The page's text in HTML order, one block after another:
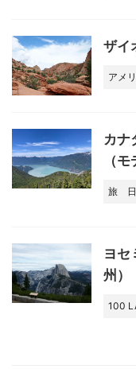
ザイ
アメ
カナ
（
旅
ヨセ
州）
100